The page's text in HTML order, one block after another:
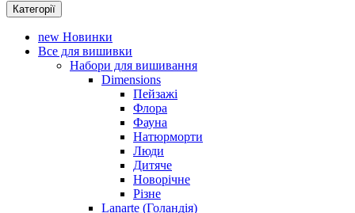
Категорії
new Новинки
Все для вишивки
Набори для вишивання
Dimensions
Пейзажі
Флора
Фауна
Натюрморти
Люди
Дитяче
Новорічне
Різне
Lanarte (Голандія)